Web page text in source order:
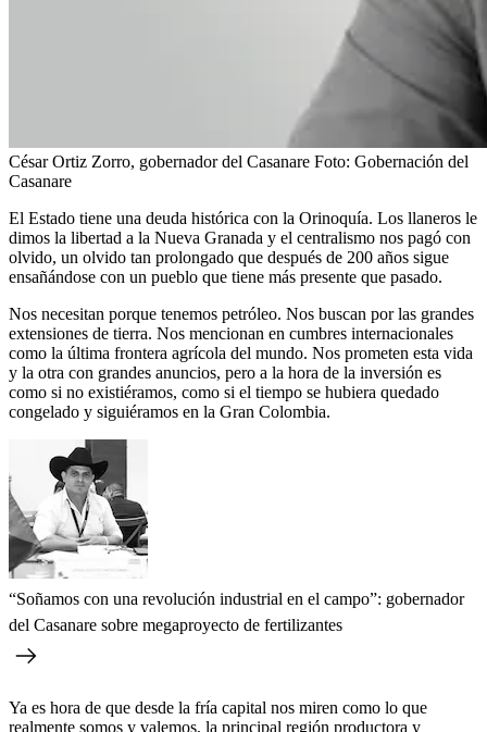
César Ortiz Zorro, gobernador del Casanare Foto: Gobernación del
Casanare
El Estado tiene una deuda histórica con la Orinoquía. Los llaneros le
dimos la libertad a la Nueva Granada y el centralismo nos pagó con
olvido, un olvido tan prolongado que después de 200 años sigue
ensañándose con un pueblo que tiene más presente que pasado.
Nos necesitan porque tenemos petróleo. Nos buscan por las grandes
extensiones de tierra. Nos mencionan en cumbres internacionales
como la última frontera agrícola del mundo. Nos prometen esta vida
y la otra con grandes anuncios, pero a la hora de la inversión es
como si no existiéramos, como si el tiempo se hubiera quedado
congelado y siguiéramos en la Gran Colombia.
“Soñamos con una revolución industrial en el campo”: gobernador
del Casanare sobre megaproyecto de fertilizantes
Ya es hora de que desde la fría capital nos miren como lo que
realmente somos y valemos, la principal región productora y